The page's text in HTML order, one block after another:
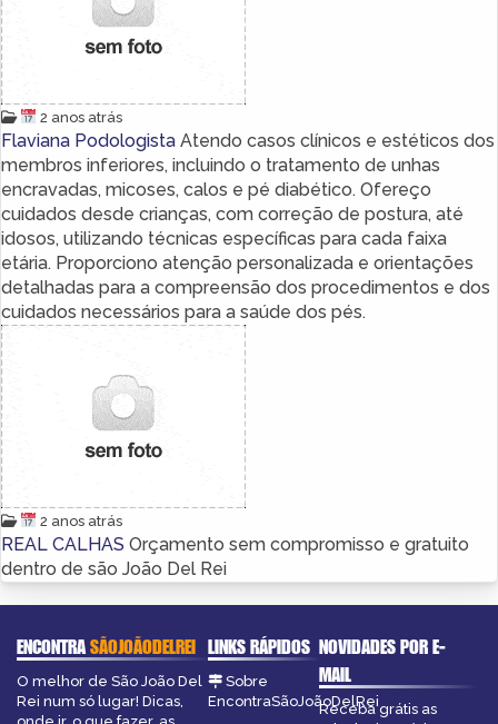
2 anos atrás
Flaviana Podologista Atendo casos clínicos e estéticos dos
membros inferiores, incluindo o tratamento de unhas
encravadas, micoses, calos e pé diabético. Ofereço
cuidados desde crianças, com correção de postura, até
idosos, utilizando técnicas específicas para cada faixa
etária. Proporciono atenção personalizada e orientações
detalhadas para a compreensão dos procedimentos e dos
cuidados necessários para a saúde dos pés.
2 anos atrás
REAL CALHAS Orçamento sem compromisso e gratuito
dentro de são João Del Rei
ENCONTRASÃOJOÃODELREI
O melhor de São João Del
Rei num só lugar! Dicas,
LINKS RÁPIDOS
Sobre
EncontraSãoJoãoDelRei
NOVIDADES POR E-
MAIL
Receba grátis as